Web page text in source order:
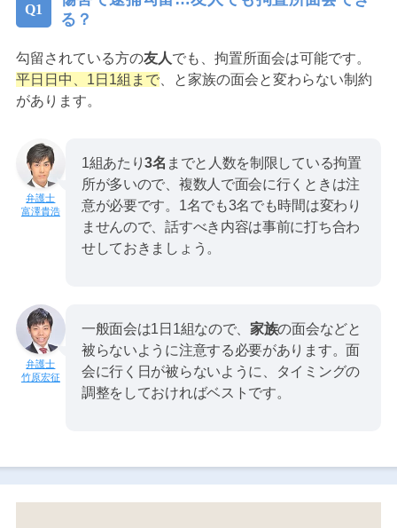
る？
勾留されている方の友人でも、拘置所面会は可能です。
平日日中、1日1組まで、と家族の面会と変わらない制約
があります。
富澤貴浩
1組あたり3名 までと人数を制限している拘置
所が多いので、複数人で面会に行くときは注
意が必要です。1名でも3名でも時間は変わり
ませんので、話すべき内容は事前に打ち合わ
せしておきましょう。
竹原宏征
一般面会は1日1組なので、 家族の面会などと
被らないように注意する必要があります。面
会に行く日が被らないように、タイミングの
調整をしておければベストです。